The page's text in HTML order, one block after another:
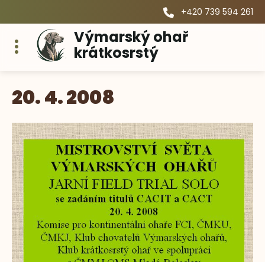
+420 739 594 261
Výmarský ohař
krátkosrstý
20. 4. 2008